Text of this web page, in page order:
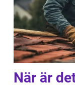
När är